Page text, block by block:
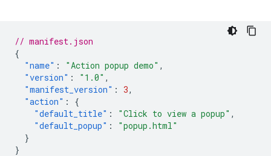
// manifest.json
{
"name" : "Action popup demo" ,
"version" : "1.0" ,
"manifest_version" : 3,
"action" :
{
"default_title" : "Click to view a popup" ,
"default_popup" :
"popup.html"
}
}